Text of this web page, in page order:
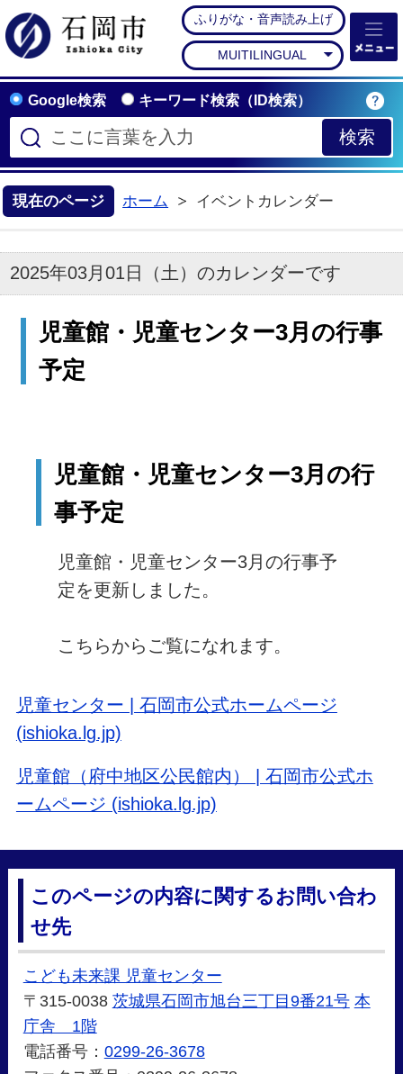
石岡市公式ホームペー
ふりがな・音声読み上げ
MUITILINGUAL
Google検索 キーワード検索（ID検索）
現在のページ ホーム イベントカレンダー
2025年03月01日（土）のカレンダーです
児童館・児童センター3月の行事
予定
児童館・児童センター3月の行
事予定
児童館・児童センター3月の行事予
定を更新しました。
こちらからご覧になれます。
児童センター | 石岡市公式ホームページ
(ishioka.lg.jp)
児童館（府中地区公民館内） | 石岡市公式ホ
ームページ (ishioka.lg.jp)
このページの内容に関するお問い合わ
せ先
こども未来課 児童センター
〒315-0038 茨城県石岡市旭台三丁目9番21号 本
庁舎 1階
電話番号： 0299-26-3678